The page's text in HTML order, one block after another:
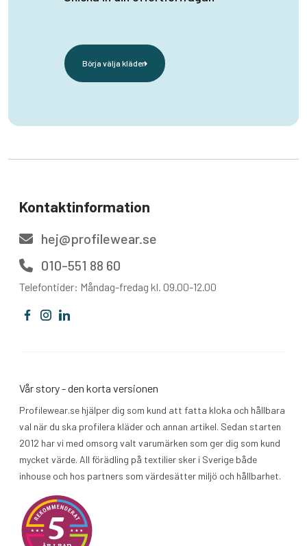
Börja välja kläder
Kontaktinformation
hej@profilewear.se
010-551 88 60
Telefontider: Måndag-fredag kl. 09.00-12.00
Vår story - den korta versionen
Profilewear.se hjälper dig som kund att fatta kloka och hållbara
val när du ska profilera kläder och annan artikel. Sedan starten
2012 har vi med omsorg valt varumärken som ger dig som kund
mycket värde. All förädling på textilier sker i Sverige både
inhouse och hos partners som värdesätter miljö och hållbarhet.